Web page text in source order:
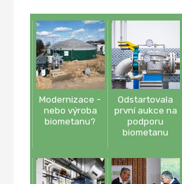
Modernizace -
nebo výroba
biometanu?
Odstartovala
první aukce na
podporu
biometanu